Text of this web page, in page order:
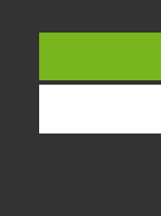
Das
Diese Website
Website stimmst du